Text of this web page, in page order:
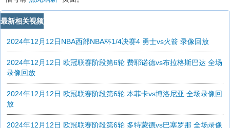
最新相关视频
2024年12月12日NBA西部NBA杯1/4决赛4 勇士vs火箭 录像回放
2024年12月12日 欧冠联赛阶段第6轮 费耶诺德vs布拉格斯巴达 全场
录像回放
2024年12月12日 欧冠联赛阶段第6轮 本菲卡vs博洛尼亚 全场录像回
放
2024年12月12日 欧冠联赛阶段第6轮 多特蒙德vs巴塞罗那 全场录像